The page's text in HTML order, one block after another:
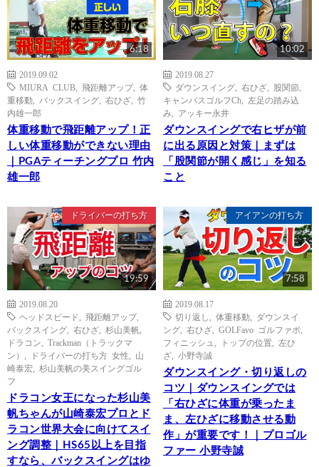
6:18
2019.09.02
MIURA CLUB
飛距離アップ, 体
重移動
バックスイング 右ひざ
竹
内雄一郎
体重移動で飛距離アップ！正
しい体重移動ができない理由
｜PGAティーチングプロ 竹内
雄一郎
10:02
2019.08.27
ダウンスイング
右ひざ 股関節
キャンバスゴルフCh
左足の踏み込
み
アッキー永井
ダウンスイングで右ヒザが前
に出る原因と対策｜まずは
「股関節が開く感じ」を知る
こと
ドライバーの打ち方
19:59
2019.08.20
ヘッドスピード
飛距離アップ,
バックスイング
右ひざ 杉山美帆
ドラコン
Trackman（トラックマ
ン）
ドライバーの打ち方 女性
山
崎泰宏
杉山美帆の美スイングゴル
フ
ドラコン女王になった杉山美
帆ちゃんが山崎泰宏プロとド
ラコン世界大会に向けてスイ
ング調整｜HS65以上を目指
すなら、バックスイングはゆ
アイアンの打ち方
7:58
2019.08.17
切り返し
体重移動
ダウンスイ
ング
右ひざ GOLFavo ゴルファボ
フィニッシュ
トップの位置
左ひ
ざ
小野寺誠
ダウンスイング・切り返しの
コツ｜ダウンスイングでは
「右ひざに体重が乗ったま
ま、左ひざに移動させる動
作」が重要です！｜プロゴル
ファー 小野寺誠